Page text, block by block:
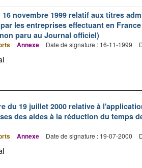
16 novembre 1999 relatif aux titres
les entreprises effectuant en
paru au Journal officiel)
Annexe Date de signature : 16-11-1999
du 19 juillet 2000 relative à
des aides à la réduction du temps
Annexe Date de signature : 19-07-2000